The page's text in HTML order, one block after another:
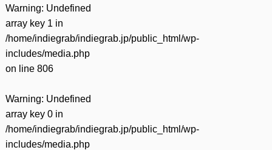
Warning: Undefined
array key 1 in
/home/indiegrab/indiegrab.jp/public_html/wp-
includes/media.php
on line 806
Warning: Undefined
array key 0 in
/home/indiegrab/indiegrab.jp/public_html/wp-
includes/media.php